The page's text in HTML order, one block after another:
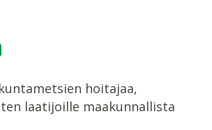
hoitajaa,
laatijoille maakunnallista